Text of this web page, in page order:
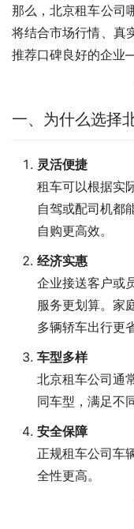
那么，北京租车公司
将结合市场行情、真
推荐口碑良好的企
一、为什么选择
灵活便捷
租车可以根据实
自驾或配司机都
自购更高效。
经济实惠
企业接送客户或
服务更划算。家
多辆轿车出行更
车型多样
北京租车公司通
同车型，满足不
安全保障
正规租车公司车
全性更高。